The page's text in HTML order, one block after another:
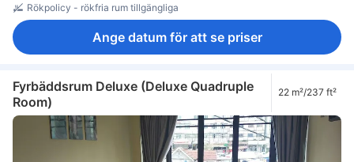
Rökpolicy - rökfria rum tillgängliga
Ange datum för att se priser
Fyrbäddsrum Deluxe (Deluxe Quadruple
Room)
22 m²/237 ft²